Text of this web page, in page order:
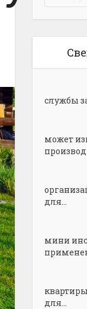
службы
может
для...
мини
для...